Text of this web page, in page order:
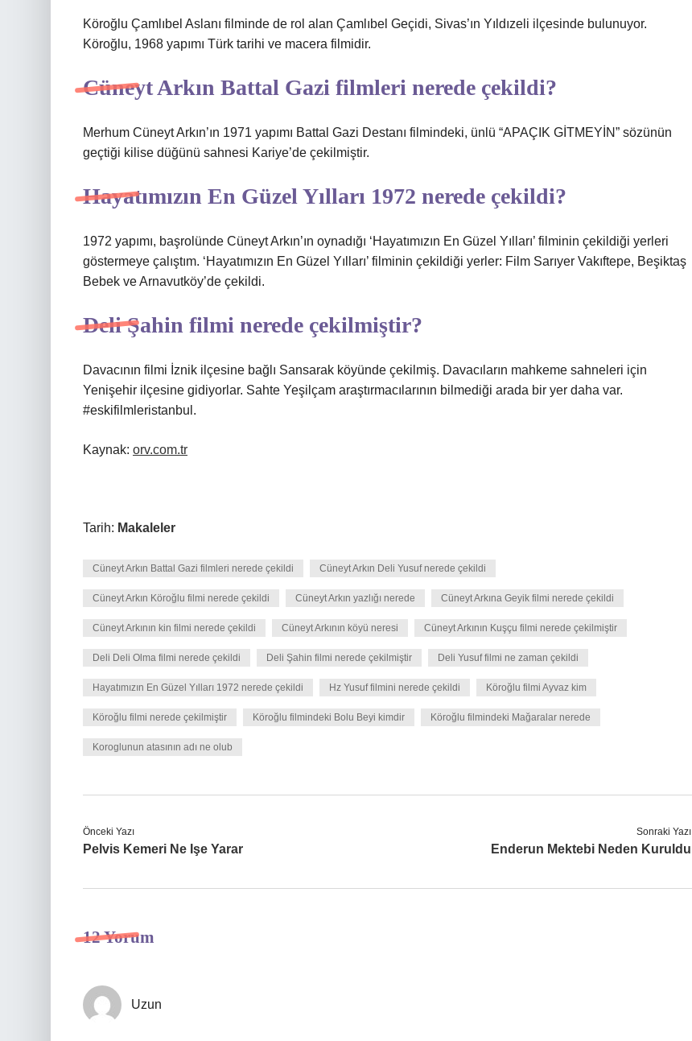
Köroğlu Çamlıbel Aslanı filminde de rol alan Çamlıbel Geçidi, Sivas’ın Yıldızeli ilçesinde bulunuyor.
Köroğlu, 1968 yapımı Türk tarihi ve macera filmidir.
Cüneyt Arkın Battal Gazi filmleri nerede çekildi?
Merhum Cüneyt Arkın’ın 1971 yapımı Battal Gazi Destanı filmindeki, ünlü “APAÇIK GİTMEYİN” sözünün
geçtiği kilise düğünü sahnesi Kariye’de çekilmiştir.
Hayatımızın En Güzel Yılları 1972 nerede çekildi?
1972 yapımı, başrolünde Cüneyt Arkın’ın oynadığı ‘Hayatımızın En Güzel Yılları’ filminin çekildiği yerleri
göstermeye çalıştım. ‘Hayatımızın En Güzel Yılları’ filminin çekildiği yerler: Film Sarıyer Vakıftepe, Beşiktaş
Bebek ve Arnavutköy’de çekildi.
Deli Şahin filmi nerede çekilmiştir?
Davacının filmi İznik ilçesine bağlı Sansarak köyünde çekilmiş. Davacıların mahkeme sahneleri için
Yenişehir ilçesine gidiyorlar. Sahte Yeşilçam araştırmacılarının bilmediği arada bir yer daha var.
#eskifilmleristanbul.
Kaynak: orv.com.tr
Tarih: Makaleler
Cüneyt Arkın Battal Gazi filmleri nerede çekildi Cüneyt Arkın Deli Yusuf nerede çekildi
Cüneyt Arkın Köroğlu filmi nerede çekildi Cüneyt Arkın yazlığı nerede Cüneyt Arkına Geyik filmi nerede çekildi
Cüneyt Arkının kin filmi nerede çekildi Cüneyt Arkının köyü neresi Cüneyt Arkının Kuşçu filmi nerede çekilmiştir
Deli Deli Olma filmi nerede çekildi Deli Şahin filmi nerede çekilmiştir Deli Yusuf filmi ne zaman çekildi
Hayatımızın En Güzel Yılları 1972 nerede çekildi Hz Yusuf filmini nerede çekildi Köroğlu filmi Ayvaz kim
Köroğlu filmi nerede çekilmiştir Köroğlu filmindeki Bolu Beyi kimdir Köroğlu filmindeki Mağaralar nerede
Koroglunun atasının adı ne olub
Önceki Yazı
Pelvis Kemeri Ne Işe Yarar
Sonraki Yazı
Enderun Mektebi Neden Kuruldu
12 Yorum
Uzun